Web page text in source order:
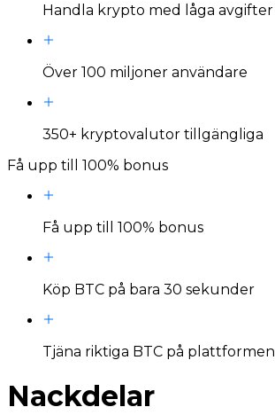
Handla krypto med låga avgifter
Över 100 miljoner användare
350+ kryptovalutor tillgängliga
Få upp till 100% bonus
Få upp till 100% bonus
Köp BTC på bara 30 sekunder
Tjäna riktiga BTC på plattformen
Nackdelar